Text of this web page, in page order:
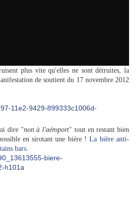
plus vite qu'elles ne sont détruites, la
de soutient du 17 novembre 2012
dire "non à l'aéroport" tout en restant bien
en sirotant une bière !La bière anti-
bars.